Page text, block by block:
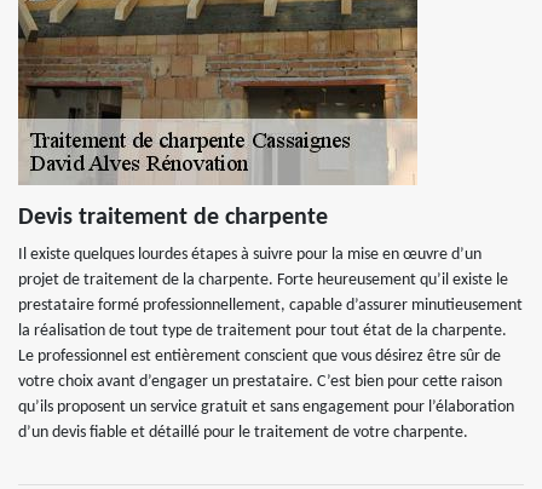
Devis traitement de charpente
Il existe quelques lourdes étapes à suivre pour la mise en œuvre d’un
projet de traitement de la charpente. Forte heureusement qu’il existe le
prestataire formé professionnellement, capable d’assurer minutieusement
la réalisation de tout type de traitement pour tout état de la charpente.
Le professionnel est entièrement conscient que vous désirez être sûr de
votre choix avant d’engager un prestataire. C’est bien pour cette raison
qu’ils proposent un service gratuit et sans engagement pour l’élaboration
d’un devis fiable et détaillé pour le traitement de votre charpente.